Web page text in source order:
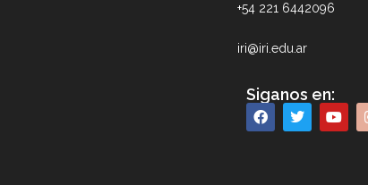
+54 221 6442096
iri@iri.edu.ar
Siganos en: